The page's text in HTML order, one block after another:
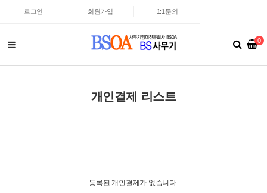
로그인 회원가입 1:1문의
0
개인결제 리스트
등록된 개인결제가 없습니다.